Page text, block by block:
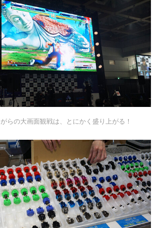
らの大画面観戦は、とにかく盛り上がる！